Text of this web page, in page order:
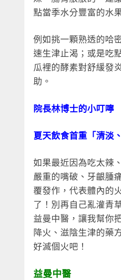
點當季水分豐富的水
例如挑一顆熟透的哈
速生津止渴；或是吃
瓜裡的酵素對舒緩發
助。
院長林博士的小叮嚀
夏天飲食首重「清淡
如果最近因為吃太辣
嚴重的嘴破、牙齦腫
覆發作，代表體內的
了！別再自己亂灌青
益曼中醫，讓我幫你
降火、滋陰生津的藥
好滅個火吧！
益曼中醫